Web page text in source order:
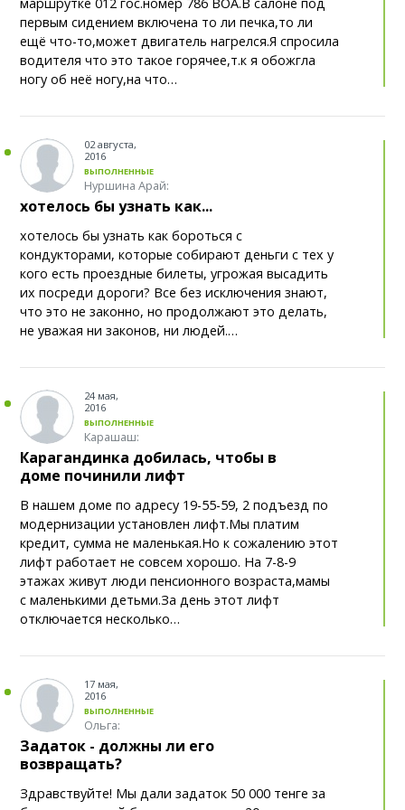
14:34
От хобби к производству: карагандинка
превратила любовь к ремёслам в успешный бизнес
заражённые iOS-приложения, распространяющиеся
через Telegram
14:04
Цифровым тенге будут оплачивать
медпомощь и лекарства в Казахстане
14:03
На 94-м году жизни скончался
старейший клирик Карагандинской епархии
схиархимандрит Пахомий
13:39
Изменился адрес Управления координации
занятости и социальных программ Карагандинской
13:24
Некоторые предметы переименуют в школах
Казахстана
13:03
Почти 12 тысяч километров электросетей
отремонтировали в Казахстане перед зимой
12:45
Почему в Центральном парке
Караганды перестал светиться синий кит
12:35
В Карагандинской области 164 человека
получили гранты на открытие бизнеса
11:46
Трехлетний ребенок выпал из окна
второго этажа в Караганде
11:34
В посёлке Актас обновляют опоры линий
электропередачи
первым сидением включена то ли печка,то ли
ещё что-то,может двигатель нагрелся.Я спросила
водителя что это такое горячее,т.к я обожгла
ногу об неё ногу,на что…
02 августа,
2016
Нуршина Арай:
хотелось бы узнать как...
ВЫПОЛНЕННЫЕ
хотелось бы узнать как бороться с
кондукторами, которые собирают деньги с тех у
кого есть проездные билеты, угрожая высадить
их посреди дороги? Все без исключения знают,
что это не законно, но продолжают это делать,
не уважая ни законов, ни людей.…
24 мая,
2016
Карашаш:
Карагандинка добилась, чтобы в
доме починили лифт
ВЫПОЛНЕННЫЕ
В нашем доме по адресу 19-55-59, 2 подъезд по
модернизации установлен лифт.Мы платим
кредит, сумма не маленькая.Но к сожалению этот
лифт работает не совсем хорошо. На 7-8-9
этажах живут люди пенсионного возраста,мамы
с маленькими детьми.За день этот лифт
отключается несколько…
17 мая,
2016
Ольга:
Задаток - должны ли его
возвращать?
ВЫПОЛНЕННЫЕ
Здравствуйте! Мы дали задаток 50 000 тенге за